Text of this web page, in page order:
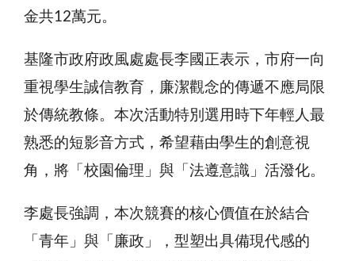
金共12萬元。
基隆市政府政風處處長李國正表示，市府一向
重視學生誠信教育，廉潔觀念的傳遞不應局限
於傳統教條。本次活動特別選用時下年輕人最
熟悉的短影音方式，希望藉由學生的創意視
角，將「校園倫理」與「法遵意識」活潑化。
李處長強調，本次競賽的核心價值在於結合
「青年」與「廉政」，型塑出具備現代感的